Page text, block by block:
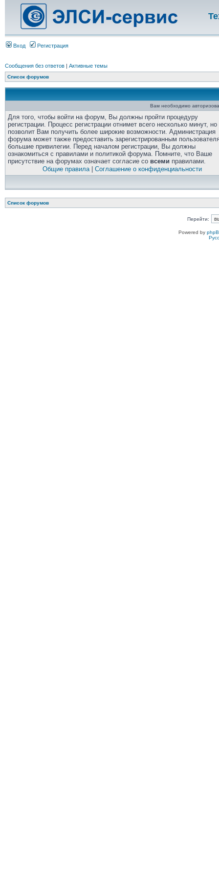
Вход Регистрация
Сообщения без ответов | Активные темы
Список форумов
Вам необходимо
Для того, чтобы войти на форум, Вы должны пройти процедуру
регистрации. Процесс регистрации отнимет всего несколько минут, но
позволит Вам получить более широкие возможности. Администрация
форума может также предоставить зарегистрированным
большие привилегии. Перед началом регистрации, Вы должны
ознакомиться с правилами и политикой форума. Помните, что Ваше
присутствие на форумах означает согласие со всеми правилами.
Общие правила| Соглашение о конфиденциальности
Список форумов
Перейти:
Powered by